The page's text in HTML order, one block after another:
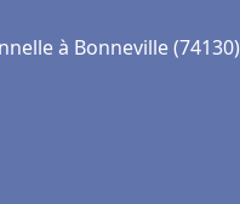
à Bonneville (74130)